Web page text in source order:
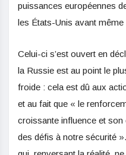
puissances européennes
les États-Unis avant même
Celui-ci s’est ouvert en
la Russie est au point le
froide : cela est dû aux
et au fait que « le
croissante influence et
des défis à notre sécurité